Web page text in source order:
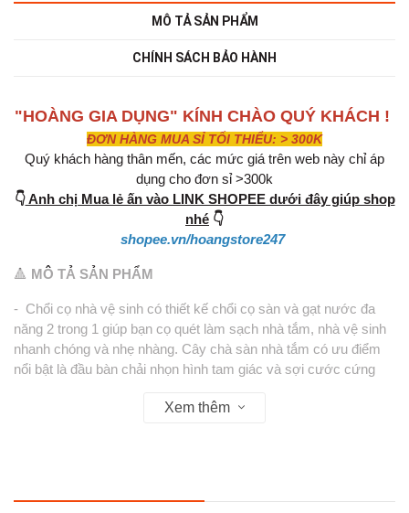
MÔ TẢ SẢN PHẨM
CHÍNH SÁCH BẢO HÀNH
"HOÀNG GIA DỤNG" KÍNH CHÀO QUÝ KHÁCH !
ĐƠN HÀNG MUA SỈ TỐI THIỂU: > 300K
Quý khách hàng thân mến, các mức giá trên web này chỉ áp
dụng cho đơn sỉ >300k
👇Anh chị Mua lẻ ấn vào LINK SHOPEE dưới đây giúp shop
nhé 👇
shopee.vn/hoangstore247
🔺 MÔ TẢ SẢN PHẨM
- Chổi cọ nhà vệ sinh có thiết kế chổi cọ sàn và gạt nước đa
năng 2 trong 1 giúp bạn cọ quét làm sạch nhà tắm, nhà vệ sinh
nhanh chóng và nhẹ nhàng. Cây chà sàn nhà tắm có ưu điểm
nổi bật là đầu bàn chải nhọn hình tam giác và sợi cước cứng
ra, đầu chổi có khả năng xoay 120 độ linh hoạt giúp bạn làm
các khoảng trống và góc cao thấp.
Xem thêm